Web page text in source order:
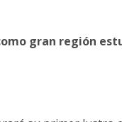
gran región